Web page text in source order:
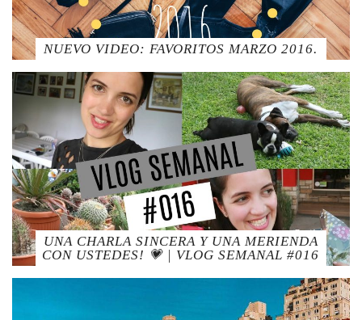
NUEVO VIDEO: FAVORITOS MARZO 2016.
UNA CHARLA SINCERA Y UNA MERIENDA
CON USTEDES! 💗 | VLOG SEMANAL #016